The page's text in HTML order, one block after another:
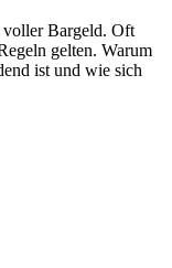
Bargeld. Oft
gelten. Warum
ist und wie sich